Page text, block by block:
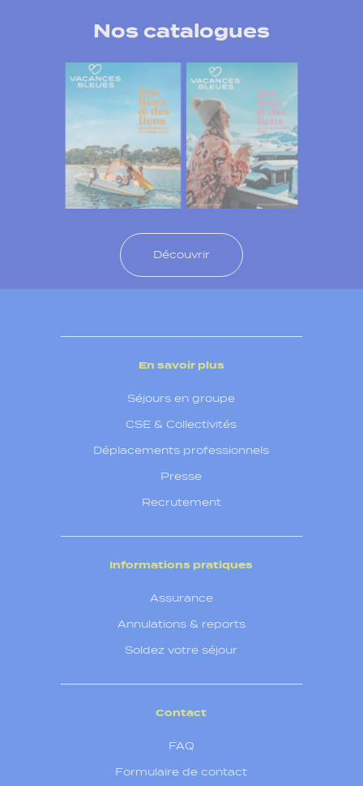
Nos catalogues
Découvrir
En savoir plus
Séjours en groupe
CSE & Collectivités
Déplacements professionnels
Presse
Recrutement
Informations pratiques
Assurance
Annulations & reports
Soldez votre séjour
Contact
FAQ
Formulaire de contact